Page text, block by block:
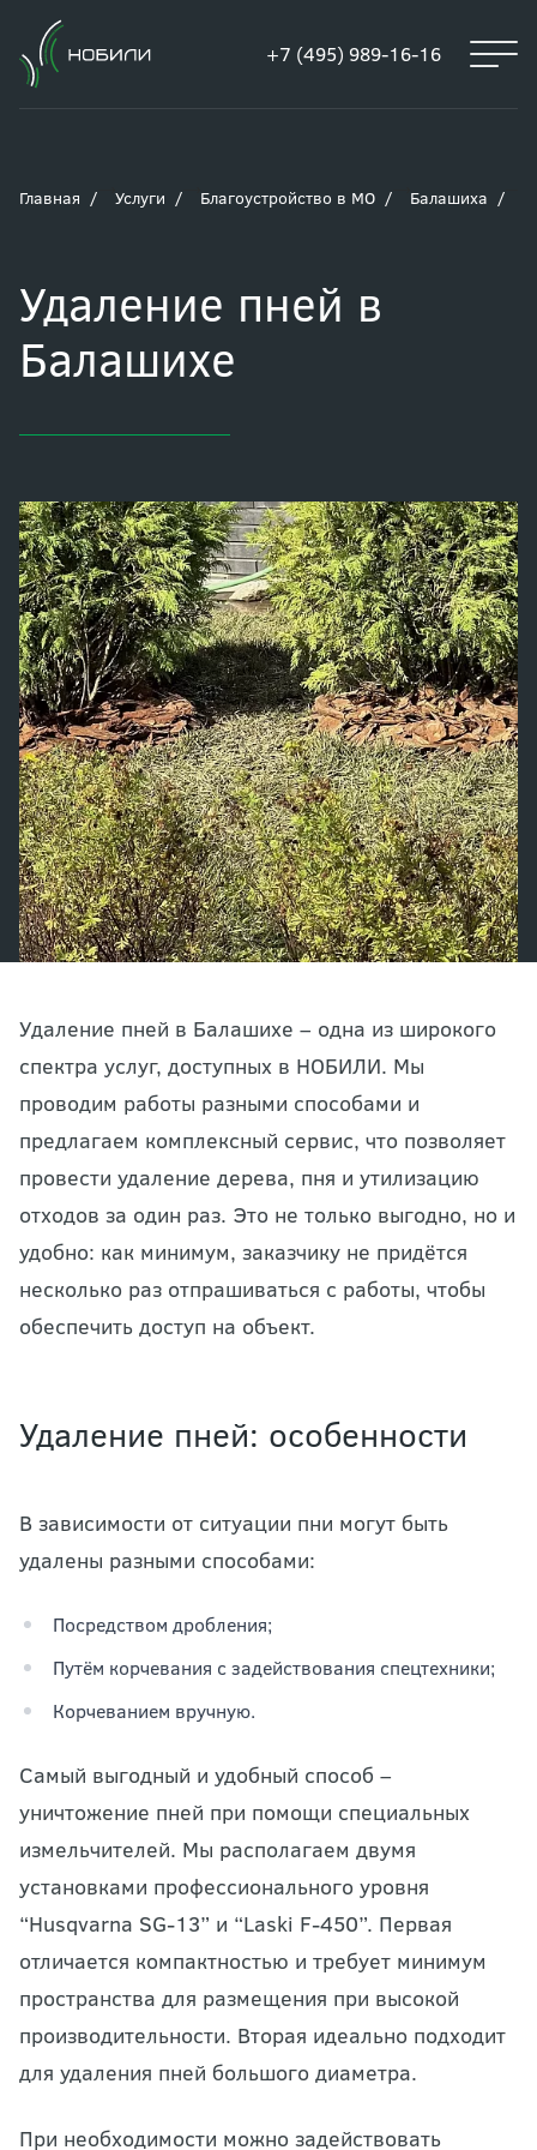
+7 (495) 989-16-16
Главная Услуги Благоустройство в МО Балашиха
Удаление пней в
Балашихе
Удаление пней в Балашихе – одна из широкого
спектра услуг, доступных в НОБИЛИ. Мы
проводим работы разными способами и
предлагаем комплексный сервис, что позволяет
провести удаление дерева, пня и утилизацию
отходов за один раз. Это не только выгодно, но и
удобно: как минимум, заказчику не придётся
несколько раз отпрашиваться с работы, чтобы
обеспечить доступ на объект.
Удаление пней: особенности
В зависимости от ситуации пни могут быть
удалены разными способами:
Посредством дробления;
Путём корчевания с задействования спецтехники;
Корчеванием вручную.
Самый выгодный и удобный способ –
уничтожение пней при помощи специальных
измельчителей. Мы располагаем двумя
установками профессионального уровня
“Husqvarna SG-13” и “Laski F-450”. Первая
отличается компактностью и требует минимум
пространства для размещения при высокой
производительности. Вторая идеально подходит
для удаления пней большого диаметра.
При необходимости можно задействовать